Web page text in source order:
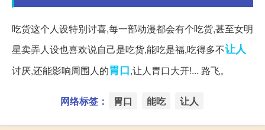
吃货这个人设特别讨喜,每一部动漫都会有个吃货,甚至女明
星卖弄人设也喜欢说自己是吃货,能吃是福,吃得多不让人
讨厌,还能影响周围人的胃口,让人胃口大开!... 路飞。
网络标签： 胃口 能吃 让人